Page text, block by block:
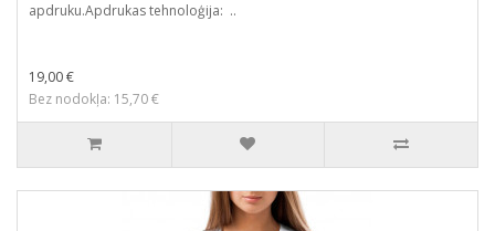
apdruku.Apdrukas tehnoloģija: ..
19,00 €
Bez nodokļa: 15,70 €